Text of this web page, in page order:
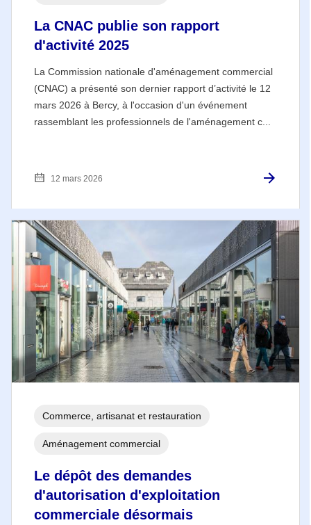
La CNAC publie son rapport
d'activité 2025
La Commission nationale d'aménagement commercial
(CNAC) a présenté son dernier rapport d’activité le 12
mars 2026 à Bercy, à l'occasion d'un événement
rassemblant les professionnels de l'aménagement c...
12 mars 2026
Le dépôt des demandes
d'autorisation d'exploitation
commerciale désormais
Commerce, artisanat et restauration
Aménagement commercial